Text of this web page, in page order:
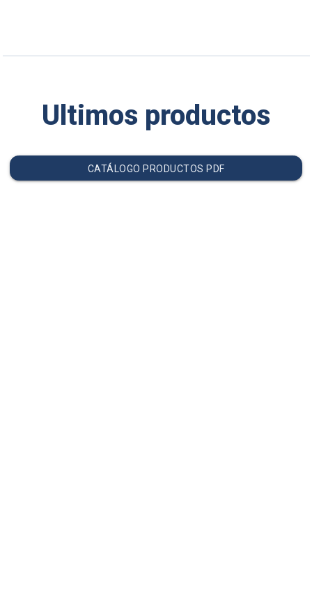
Ultimos productos
CATÁLOGO PRODUCTOS PDF